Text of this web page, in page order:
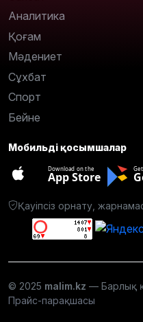
Аналитика
Қоғам
Мәдениет
Сұхбат
Спорт
Бейне
Мобильді қосымшалар
Download on the
App Store
Қауіпсіз орнату,
© 2025 malim.kz — Барлық
Прайс-парақшасы